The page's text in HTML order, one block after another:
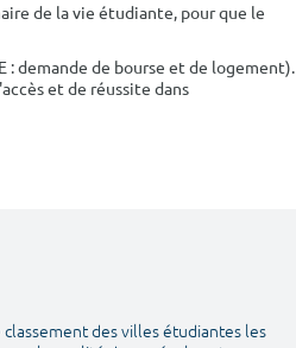
de la vie étudiante, pour que le
: demande de bourse et de logement).
et de réussite dans
des villes étudiantes les